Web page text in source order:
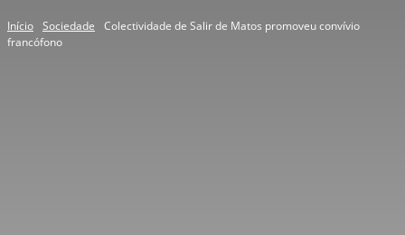
Início Sociedade
Colectividade de Salir de Matos promoveu convívio
francófono